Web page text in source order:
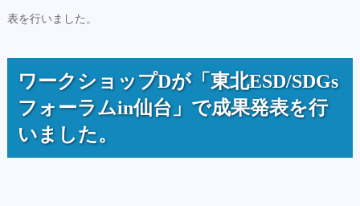
表を行いました。
ワークショップDが「東北ESD/SDGs
フォーラムin仙台」で成果発表を行
いました。